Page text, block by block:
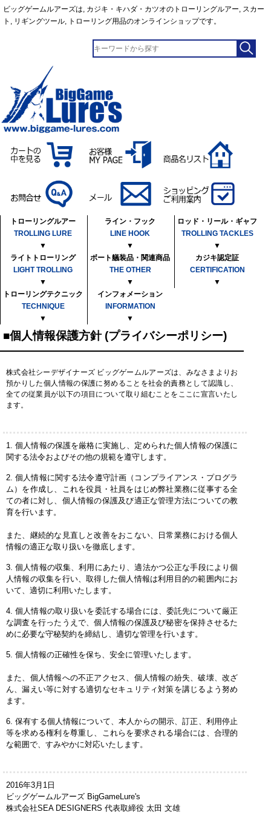
ビッグゲームルアーズは, カジキ・キハダ・カツオのトローリングルアー, スカー
ト, リギングツール, トローリング用品のオンラインショップです。
トローリングルアー
TROLLING LURE
▼
ライン・フック
LINE HOOK
▼
ロッド・リール・ギャフ
TROLLING TACKLES
▼
ライトトローリング
LIGHT TROLLING
▼
ボート艤装品・関連商品
THE OTHER
▼
カジキ認定証
CERTIFICATION
▼
トローリングテクニック
TECHNIQUE
▼
インフォメーション
INFORMATION
▼
■個人情報保護方針 (プライバシーポリシー)
株式会社シーデザイナーズ ビッグゲームルアーズは、みなさまよりお
預かりした個人情報の保護に努めることを社会的責務として認識し、
全ての従業員が以下の項目について取り組むことをここに宣言いたし
ます。
1. 個人情報の保護を厳格に実施し、定められた個人情報の保護に
関する法令およびその他の規範を遵守します。
2. 個人情報に関する法令遵守計画（コンプライアンス・プログラ
ム）を作成し、これを役員・社員をはじめ弊社業務に従事する全
ての者に対し、個人情報の保護及び適正な管理方法についての教
育を行います。
また、継続的な見直しと改善をおこない、日常業務における個人
情報の適正な取り扱いを徹底します。
3. 個人情報の収集、利用にあたり、適法かつ公正な手段により個
人情報の収集を行い、取得した個人情報は利用目的の範囲内にお
いて、適切に利用いたします。
4. 個人情報の取り扱いを委託する場合には、委託先について厳正
な調査を行ったうえで、個人情報の保護及び秘密を保持させるた
めに必要な守秘契約を締結し、適切な管理を行います。
5. 個人情報の正確性を保ち、安全に管理いたします。
また、個人情報への不正アクセス、個人情報の紛失、破壊、改ざ
ん、漏えい等に対する適切なセキュリティ対策を講じるよう努め
ます。
6. 保有する個人情報について、本人からの開示、訂正、利用停止
等を求める権利を尊重し、これらを要求される場合には、合理的
な範囲で、すみやかに対応いたします。
2016年3月1日
ビッグゲームルアーズ BigGameLure's
株式会社SEA DESIGNERS 代表取締役 太田 文雄